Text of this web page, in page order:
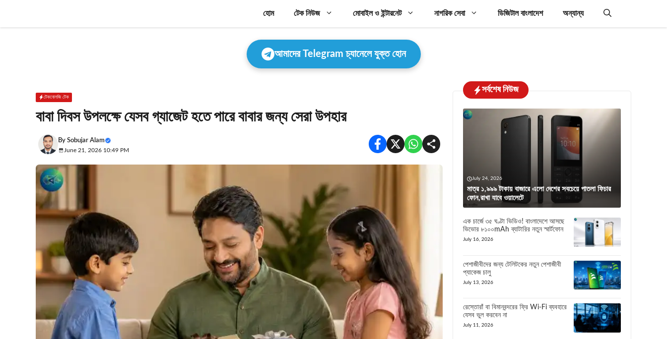
content
হোম টেক নিউজ মোবাইল ও ইন্টারনেট নাগরিক সেবা ডিজিটাল বাংলাদেশ অন্যান্য
আমাদের Telegram চ্যানেলে যুক্ত হোন
টেকনোলজি টেক
বাবা দিবস উপলক্ষে যেসব গ্যাজেট হতে পারে বাবার জন্য সেরা উপহার
By Sobujar Alam
June 21, 2026 10:49 PM
সর্বশেষ নিউজ
July 24, 2026
মাত্র ১,৯৯৯ টাকায় বাজারে এলো দেশের সবচেয়ে পাতলা ফিচার
ফোন,রাখা যাবে ওয়ালেটে
এক চার্জে ৩৫ ঘণ্টা ভিডিও! বাংলাদেশে আসছে
ভিভোর ৮১০০mAh ব্যাটারির নতুন স্মার্টফোন
July 16, 2026
পেশাজীবীদের জন্য টেলিটকের নতুন পেশাজীবী
প্যাকেজ চালু
July 13, 2026
রেস্তোরাঁ বা বিমানবন্দরের ফ্রি Wi-Fi ব্যবহারে
যেসব ভুল করবেন না
July 11, 2026